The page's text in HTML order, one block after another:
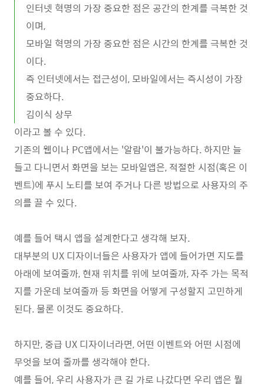
인터넷 혁명의 가장 중요한 점은 공간의 한계를 극복한 것
이며,
모바일 혁명의 가장 중요한 점은 시간의 한계를 극복한 것
이다.
즉 인터넷에서는 접근성이, 모바일에서는 즉시성이 가장
중요하다.
김이식 상무
이라고 볼 수 있다.
기존의 웹이나 PC앱에서는 '알람'이 불가능하다. 하지만 늘
들고 다니면서 화면을 보는 모바일앱은, 적절한 시점(혹은 이
벤트)에 푸시 노티를 보여 주거나 다른 방법으로 사용자의 주
의를 끌 수 있다.
예를 들어 택시 앱을 설계한다고 생각해 보자.
대부분의 UX 디자이너들은 사용자가 앱에 들어가면 지도를
아래에 보여줄까, 현재 위치를 위에 보여줄까, 자주 가는 목적
지를 가운데 보여줄까 등 화면을 어떻게 구성할지 고민하게
된다. 물론 이것도 중요하다.
하지만, 중급 UX 디자이너라면, 어떤 이벤트와 어떤 시점에
무엇을 보여 줄까를 생각해야 한다.
예를 들어, 우리 사용자가 큰 길 가로 나갔다면 우리 앱은 뭘